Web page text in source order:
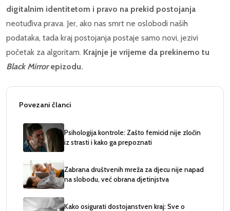
digitalnim identitetom i pravo na prekid postojanja
neotuđiva prava. Jer, ako nas smrt ne oslobodi naših
podataka, tada kraj postojanja postaje samo novi, jezivi
početak za algoritam. Krajnje je vrijeme da prekinemo tu
Black Mirrorepizodu.
Povezani članci
Psihologija kontrole: Zašto femicid nije zločin
iz strasti i kako ga prepoznati
Zabrana društvenih mreža za djecu nije napad
na slobodu, već obrana djetinjstva
Kako osigurati dostojanstven kraj: Sve o